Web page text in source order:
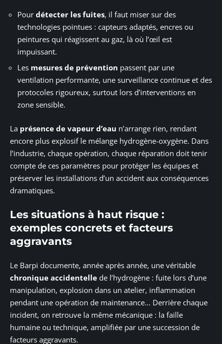
Pour détecter les fuites, il faut miser sur des
technologies pointues : capteurs adaptés, encres ou
peintures qui réagissent au gaz, là où l’œil est
impuissant.
Les mesures de prévention passent par une
ventilation performante, une surveillance continue et des
protocoles rigoureux, surtout lors d’interventions en
zone sensible.
La présence de vapeur d’eau n’arrange rien, rendant
encore plus explosif le mélange hydrogène-oxygène. Dans
l’industrie, chaque opération, chaque réparation doit tenir
compte de ces paramètres pour protéger les équipes et
préserver les installations d’un accident aux conséquences
dramatiques.
Les situations à haut risque :
exemples concrets et facteurs
aggravants
Le Barpi documente, année après année, une véritable
chronique accidentelle de l’hydrogène : fuite lors d’une
manipulation, explosion dans un atelier, inflammation
pendant une opération de maintenance… Derrière chaque
incident, on retrouve la même mécanique : la faille
humaine ou technique, amplifiée par une succession de
facteurs aggravants.